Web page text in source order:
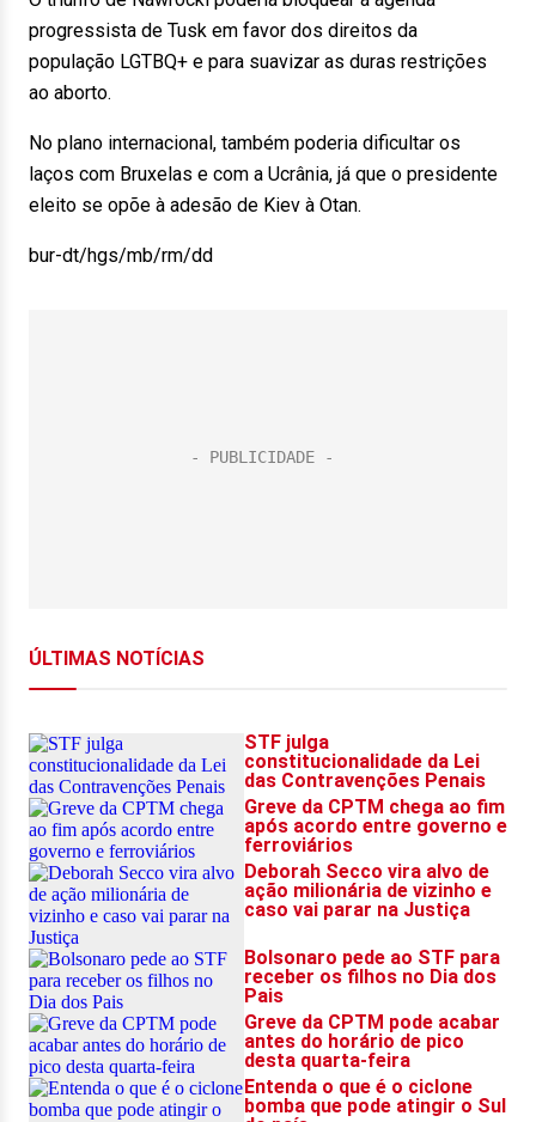
progressista de Tusk em favor dos direitos da
população LGTBQ+ e para suavizar as duras restrições
ao aborto.
No plano internacional, também poderia dificultar os
laços com Bruxelas e com a Ucrânia, já que o presidente
eleito se opõe à adesão de Kiev à Otan.
bur-dt/hgs/mb/rm/dd